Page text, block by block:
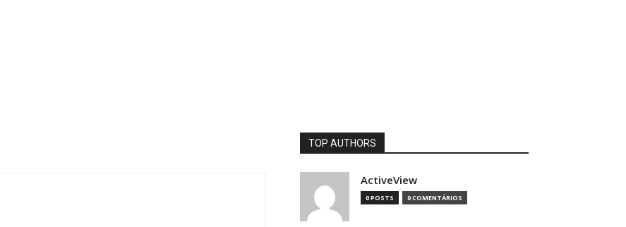
TOP AUTHORS
ActiveView
0 POSTS 0 COMENTÁRIOS